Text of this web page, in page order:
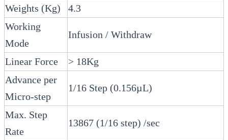
Weights (Kg)
4.3
Working
Mode
Infusion / Withdraw
Linear Force
> 18Kg
Advance per
Micro-step
1/16 Step (0.156µL)
Max. Step
Rate
13867 (1/16 step) /sec